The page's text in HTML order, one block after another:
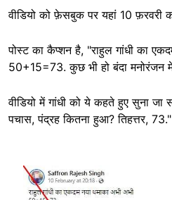
वीडियो को फ़ेसबुक पर यहां 10 फ़रवरी
पोस्ट का कैप्शन है, "राहुल गांधी का
50+15=73. कुछ भी हो बंदा मनोरंजन
वीडियो में गांधी को ये कहते हुए सुना
पचास, पंद्रह कितना हुआ? तिहत्तर, 73."
Image